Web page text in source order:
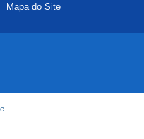
Mapa do Site